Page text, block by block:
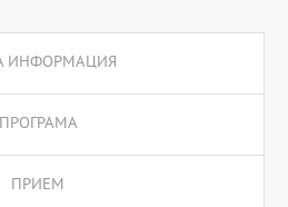
ИНФОРМАЦИЯ
ПРОГРАМА
ПРИЕМ